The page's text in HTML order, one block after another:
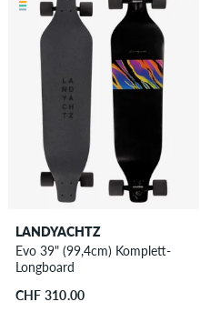
LANDYACHTZ
Evo 39" (99,4cm) Komplett-
Longboard
CHF 310.00